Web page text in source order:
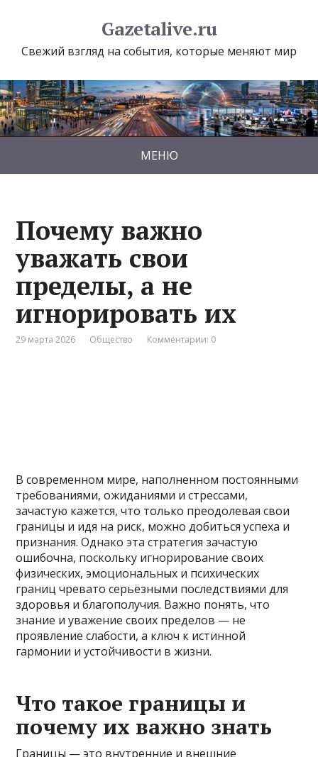
Gazetalive.ru
Свежий взгляд на события, которые меняют мир
МЕНЮ
Почему важно
уважать свои
пределы, а не
игнорировать их
29 марта 2026 Общество Комментарии: 0
В современном мире, наполненном постоянными
требованиями, ожиданиями и стрессами,
зачастую кажется, что только преодолевая свои
границы и идя на риск, можно добиться успеха и
признания. Однако эта стратегия зачастую
ошибочна, поскольку игнорирование своих
физических, эмоциональных и психических
границ чревато серьёзными последствиями для
здоровья и благополучия. Важно понять, что
знание и уважение своих пределов — не
проявление слабости, а ключ к истинной
гармонии и устойчивости в жизни.
Что такое границы и
почему их важно знать
Границы — это внутренние и внешние